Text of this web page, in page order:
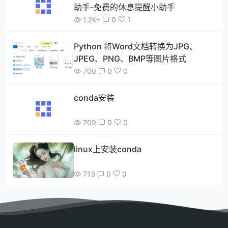
助手-免费的休息提醒小助手
1.2K+ 0 1
Python 将Word文档转换为JPG、
JPEG、PNG、BMP等图片格式
700 0 0
conda安装
709 0 0
linux上安装conda
713 0 0